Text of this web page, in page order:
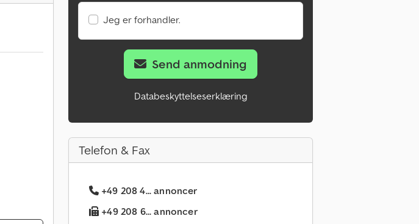
Jeg er forhandler.
Send anmodning
Databeskyttelseserklæring
Telefon & Fax
+49 208 4... annoncer
+49 208 6... annoncer